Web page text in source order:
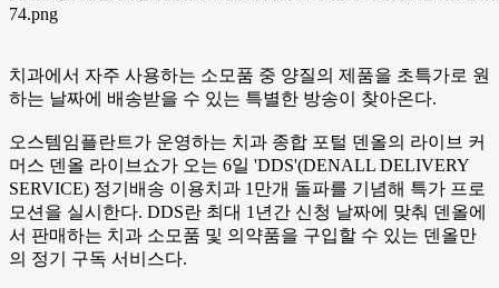
치과에서 자주 사용하는 소모품 중 양질의 제품을 초특가로 원
하는 날짜에 배송받을 수 있는 특별한 방송이 찾아온다.
오스템임플란트가 운영하는 치과 종합 포털 덴올의 라이브 커
머스 덴올 라이브쇼가 오는 6일 'DDS'(DENALL DELIVERY
SERVICE) 정기배송 이용치과 1만개 돌파를 기념해 특가 프로
모션을 실시한다. DDS란 최대 1년간 신청 날짜에 맞춰 덴올에
서 판매하는 치과 소모품 및 의약품을 구입할 수 있는 덴올만
의 정기 구독 서비스다.